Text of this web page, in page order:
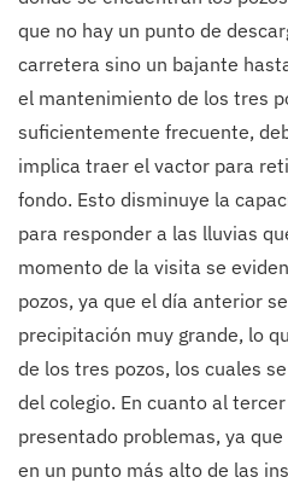
que no hay un punto de
carretera sino un bajante
el mantenimiento de los tres
suficientemente frecuente,
implica traer el vactor para
fondo. Esto disminuye la
para responder a las lluvias
momento de la visita se
pozos, ya que el día anterior
precipitación muy grande, lo
de los tres pozos, los cuales
del colegio. En cuanto al
presentado problemas, ya
en un punto más alto de las